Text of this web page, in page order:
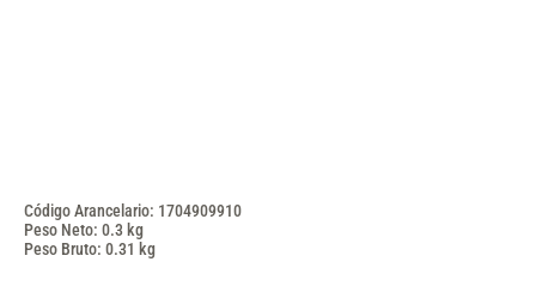
Código Arancelario: 1704909910
Peso Neto: 0.3 kg
Peso Bruto: 0.31 kg